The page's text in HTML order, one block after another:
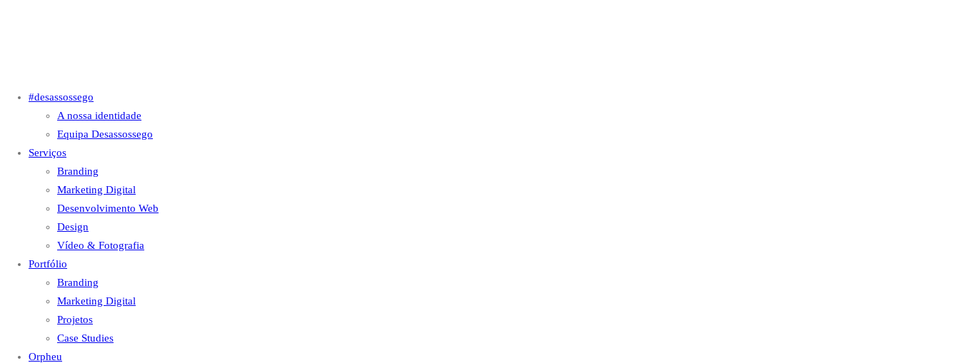
#desassossego
A nossa identidade
Equipa Desassossego
Serviços
Branding
Marketing Digital
Desenvolvimento Web
Design
Vídeo & Fotografia
Portfólio
Branding
Marketing Digital
Projetos
Case Studies
Orpheu